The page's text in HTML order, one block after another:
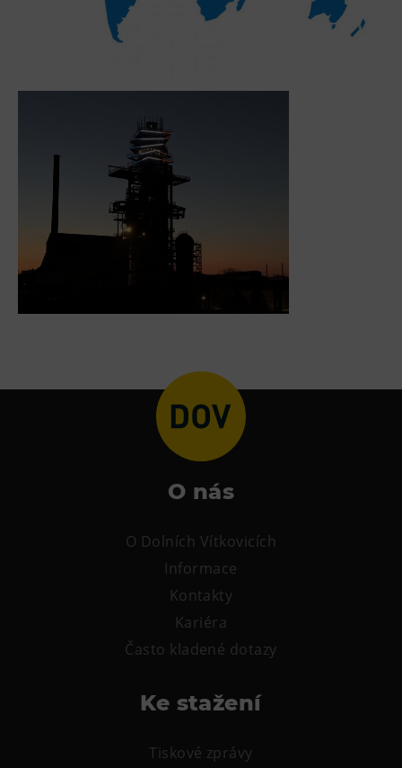
O nás
O Dolních Vítkovicích
Informace
Kontakty
Kariéra
Často kladené dotazy
Ke stažení
Tiskové zprávy